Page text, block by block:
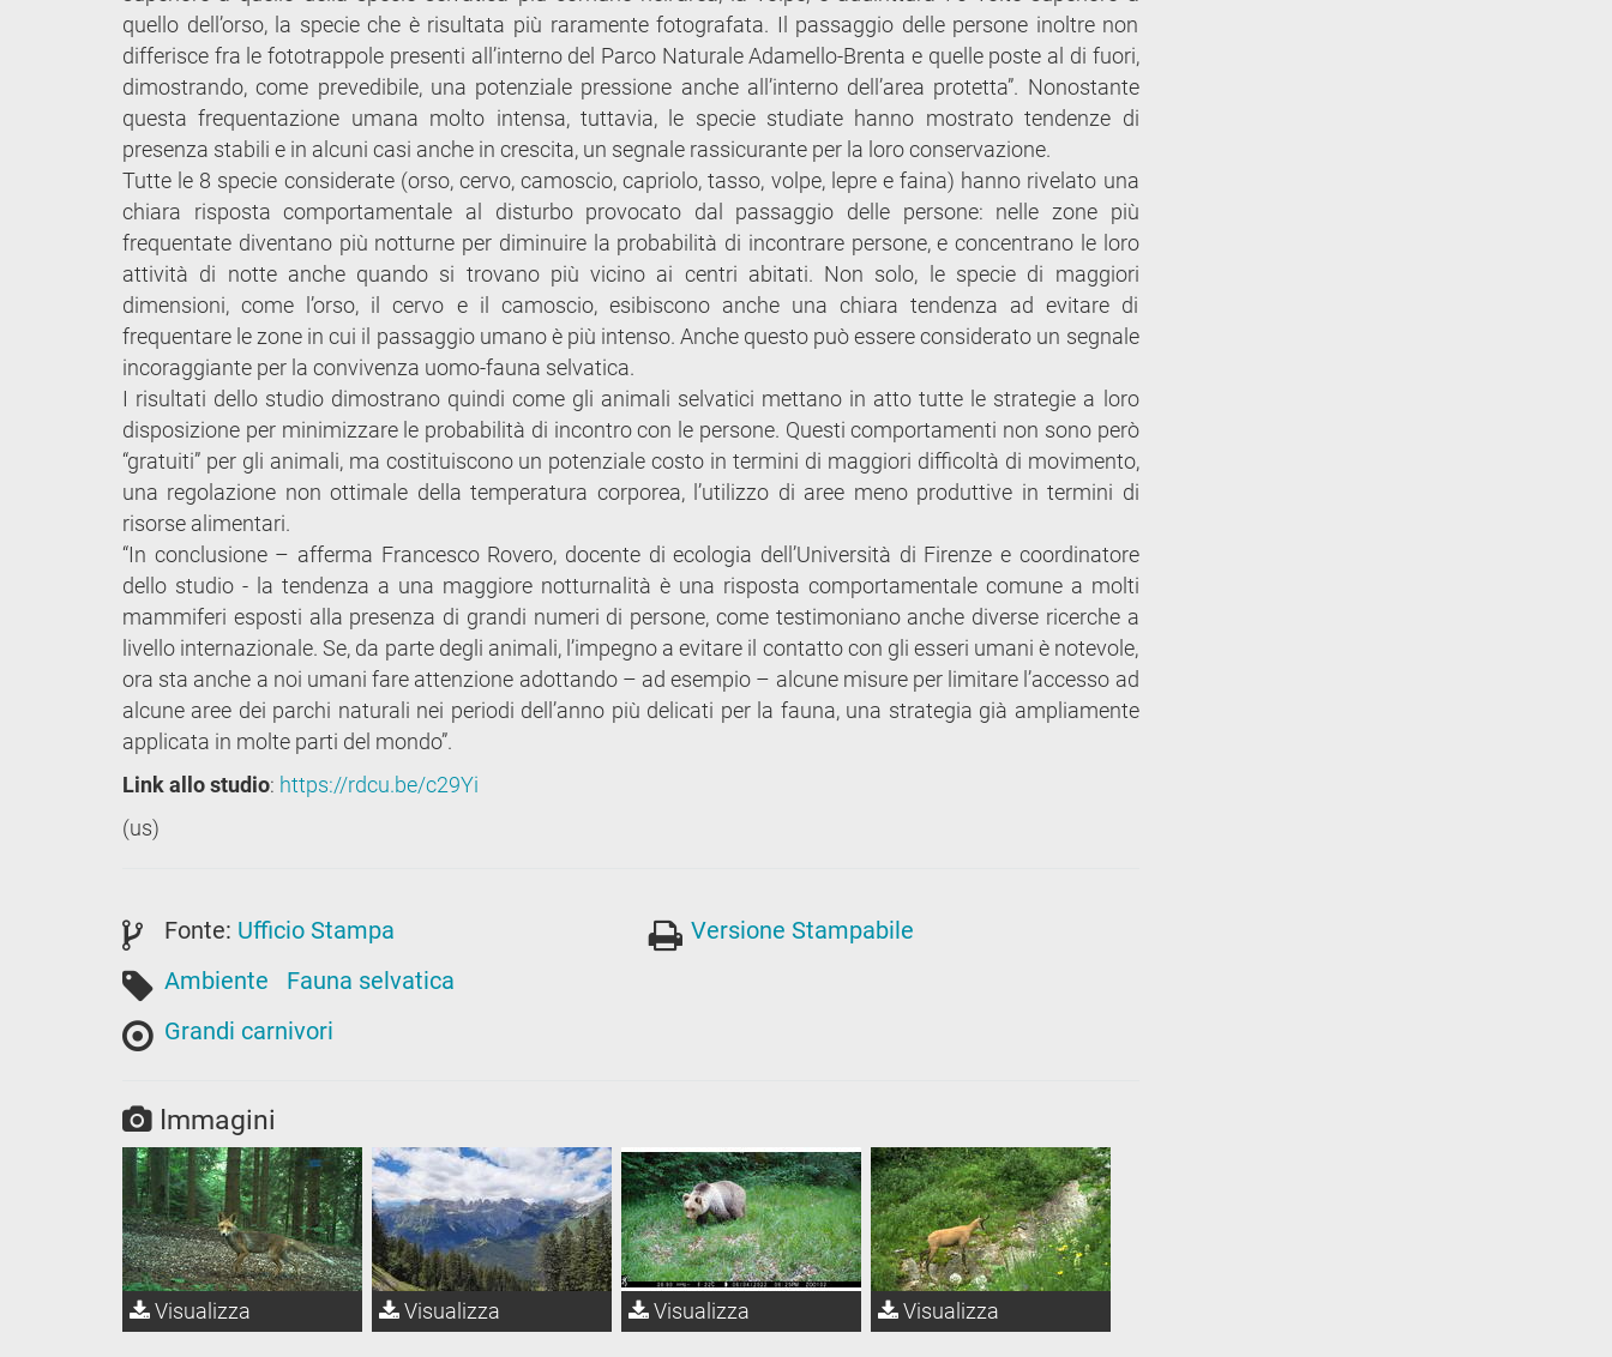
quello dell’orso, la specie che è risultata più raramente fotografata. Il passaggio delle persone inoltre non
differisce fra le fototrappole presenti all’interno del Parco Naturale Adamello-Brenta e quelle poste al di fuori,
dimostrando, come prevedibile, una potenziale pressione anche all’interno dell’area protetta”. Nonostante
questa frequentazione umana molto intensa, tuttavia, le specie studiate hanno mostrato tendenze di
presenza stabili e in alcuni casi anche in crescita, un segnale rassicurante per la loro conservazione.
Tutte le 8 specie considerate (orso, cervo, camoscio, capriolo, tasso, volpe, lepre e faina) hanno rivelato una
chiara risposta comportamentale al disturbo provocato dal passaggio delle persone: nelle zone più
frequentate diventano più notturne per diminuire la probabilità di incontrare persone, e concentrano le loro
attività di notte anche quando si trovano più vicino ai centri abitati. Non solo, le specie di maggiori
dimensioni, come l’orso, il cervo e il camoscio, esibiscono anche una chiara tendenza ad evitare di
frequentare le zone in cui il passaggio umano è più intenso. Anche questo può essere considerato un segnale
incoraggiante per la convivenza uomo-fauna selvatica.
I risultati dello studio dimostrano quindi come gli animali selvatici mettano in atto tutte le strategie a loro
disposizione per minimizzare le probabilità di incontro con le persone. Questi comportamenti non sono però
“gratuiti” per gli animali, ma costituiscono un potenziale costo in termini di maggiori difficoltà di movimento,
una regolazione non ottimale della temperatura corporea, l’utilizzo di aree meno produttive in termini di
risorse alimentari.
“In conclusione – afferma Francesco Rovero, docente di ecologia dell’Università di Firenze e coordinatore
dello studio - la tendenza a una maggiore notturnalità è una risposta comportamentale comune a molti
mammiferi esposti alla presenza di grandi numeri di persone, come testimoniano anche diverse ricerche a
livello internazionale. Se, da parte degli animali, l’impegno a evitare il contatto con gli esseri umani è notevole,
ora sta anche a noi umani fare attenzione adottando – ad esempio – alcune misure per limitare l’accesso ad
alcune aree dei parchi naturali nei periodi dell’anno più delicati per la fauna, una strategia già ampliamente
applicata in molte parti del mondo”.
Link allo studio: https://rdcu.be/c29Yi
(us)
Fonte: Ufficio Stampa
Ambiente
Fauna selvatica
Grandi carnivori
Versione Stampabile
Immagini
Visualizza Visualizza Visualizza Visualizza